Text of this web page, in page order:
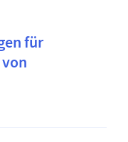
für